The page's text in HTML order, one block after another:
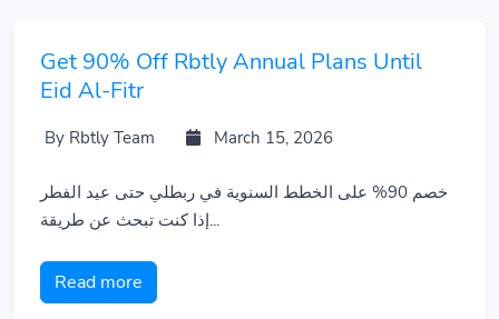
Get 90% Off Rbtly Annual Plans Until
Eid Al-Fitr
By Rbtly Team March 15, 2026
خصم 90% على الخطط السنوية في ربطلي حتى عيد الفطر
إذا كنت تبحث عن طريقة...
Read more